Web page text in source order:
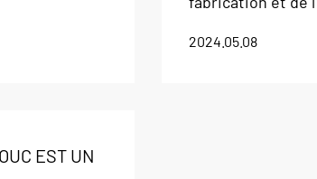
2024.05.08
EST UN